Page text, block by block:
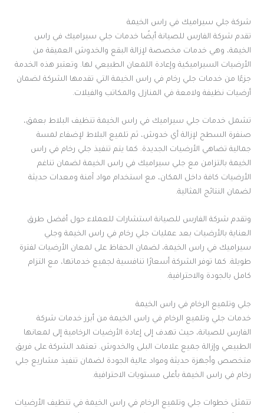
شركة جلي سيراميك في راس الخيمة
تقدم شركة الفارس للصيانة أيضًا خدمات جلي سيراميك في راس
الخيمة، وهي خدمات مخصصة لإزالة البقع والخدوش العميقة من
الأرضيات السيراميكية وإعادة اللمعان الطبيعي لها. وتعتبر هذه الخدمة
جزءًا من خدمات جلي رخام في راس الخيمة التي تقدمها الشركة لضمان
أرضيات نظيفة ولامعة في المنازل والمكاتب والفيلات.
تشمل خدمات جلي سيراميك في راس الخيمة تنظيف البلاط بعمق،
صنفرة السطح لإزالة أي خدوش، ثم تلميع البلاط لإضفاء لمسة
جمالية تضاهي الأرضيات الجديدة. كما يتم تنفيذ جلي رخام في راس
الخيمة بالتزامن مع جلي سيراميك في راس الخيمة لضمان تناغم
الأرضيات كافة داخل المكان، مع استخدام مواد آمنة ومعدات حديثة
لضمان النتائج المثالية.
وتقدم شركة الفارس للصيانة استشارات للعملاء حول أفضل طرق
العناية بالأرضيات بعد عمليات جلي رخام في راس الخيمة وجلي
سيراميك في راس الخيمة، لضمان الحفاظ على لمعان الأرضيات لفترة
طويلة. كما توفر الشركة أسعارًا تنافسية لجميع خدماتها، مع التزام
كامل بالجودة والاحترافية.
جلي وتلميع الرخام في راس الخيمة
خدمات جلي وتلميع الرخام في راس الخيمة من أبرز خدمات شركة
الفارس للصيانة، حيث تهدف إلى إعادة الأرضيات الرخامية إلى لمعانها
الطبيعي وإزالة جميع علامات البلى والخدوش. تعتمد الشركة على فريق
متخصص وأجهزة حديثة ومواد عالية الجودة لضمان تنفيذ مشاريع جلي
رخام في راس الخيمة بأعلى مستويات الاحترافية.
تتمثل خطوات جلي وتلميع الرخام في راس الخيمة في تنظيف الأرضيات